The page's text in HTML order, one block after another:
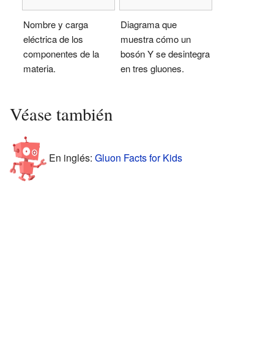
Nombre y carga
eléctrica de los
componentes de la
materia.
Diagrama que
muestra cómo un
bosón Y se desintegra
en tres gluones.
Véase también
En inglés: Gluon Facts for Kids